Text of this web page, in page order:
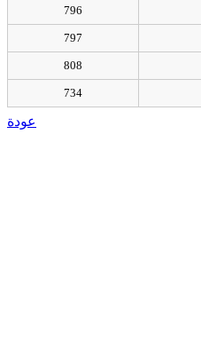
796
797
808
734
عودة